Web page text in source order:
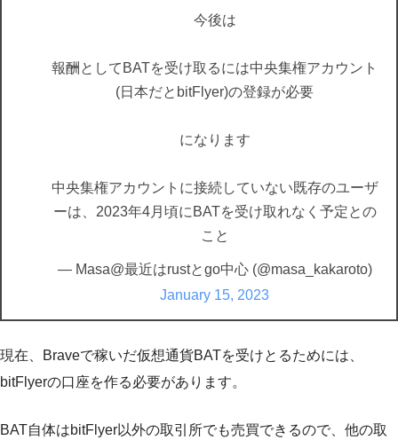
今後は
報酬としてBATを受け取るには中央集権アカウント
(日本だとbitFlyer)の登録が必要
になります
中央集権アカウントに接続していない既存のユーザ
ーは、2023年4月頃にBATを受け取れなく予定との
こと
— Masa@最近はrustとgo中心 (@masa_kakaroto)
January 15, 2023
現在、Braveで稼いだ仮想通貨BATを受けとるためには、
bitFlyerの口座を作る必要があります。
BAT自体はbitFlyer以外の取引所でも売買できるので、他の取